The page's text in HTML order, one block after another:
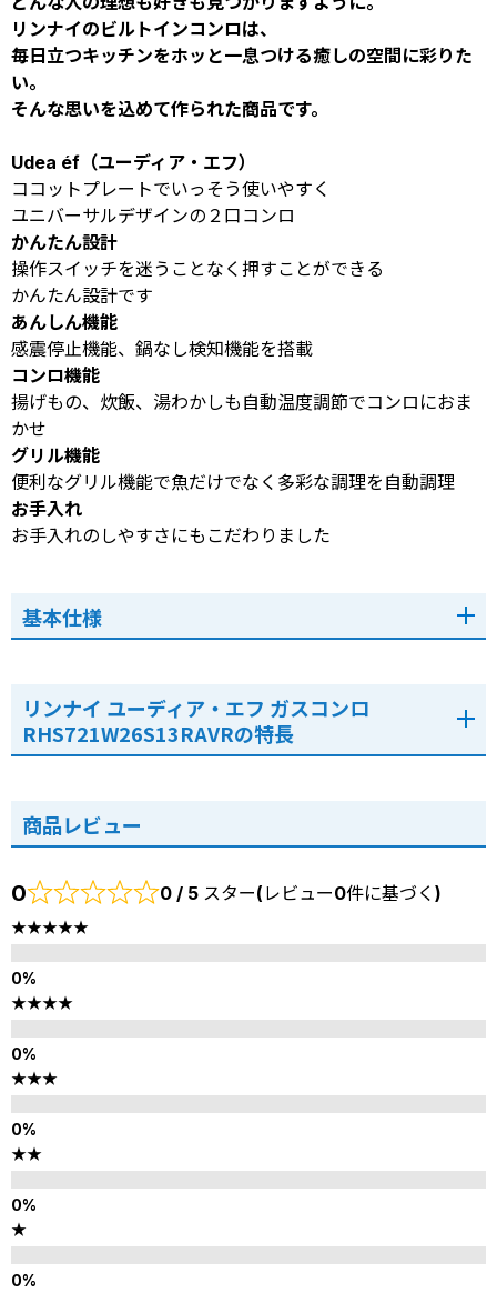
リンナイのビルトインコンロは、
毎日立つキッチンをホッと一息つける癒しの空間に彩りた
い。
そんな思いを込めて作られた商品です。
Udea éf（ユーディア・エフ）
ココットプレートでいっそう使いやすく
ユニバーサルデザインの２口コンロ
かんたん設計
操作スイッチを迷うことなく押すことができる
かんたん設計です
あんしん機能
感震停止機能、鍋なし検知機能を搭載
コンロ機能
揚げもの、炊飯、湯わかしも自動温度調節でコンロにおま
かせ
グリル機能
便利なグリル機能で魚だけでなく多彩な調理を自動調理
お手入れ
お手入れのしやすさにもこだわりました
基本仕様
リンナイ ユーディア・エフ ガスコンロ
RHS721W26S13RAVRの特長
商品レビュー
0 0 / 5 スター(レビュー0件に基づく)
★★★★★
★★★★
★★★
★★
★